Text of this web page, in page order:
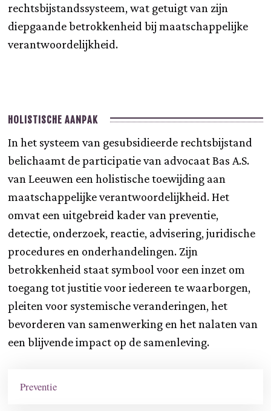
rechtsbijstandssysteem, wat getuigt van zijn
diepgaande betrokkenheid bij maatschappelijke
verantwoordelijkheid.
HOLISTISCHE AANPAK
In het systeem van gesubsidieerde rechtsbijstand
belichaamt de participatie van advocaat Bas A.S.
van Leeuwen een holistische toewijding aan
maatschappelijke verantwoordelijkheid. Het
omvat een uitgebreid kader van preventie,
detectie, onderzoek, reactie, advisering, juridische
procedures en onderhandelingen. Zijn
betrokkenheid staat symbool voor een inzet om
toegang tot justitie voor iedereen te waarborgen,
pleiten voor systemische veranderingen, het
bevorderen van samenwerking en het nalaten van
een blijvende impact op de samenleving.
Preventie